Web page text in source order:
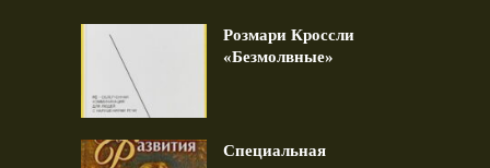
Розмари Кроссли
«Безмолвные»
Специальная